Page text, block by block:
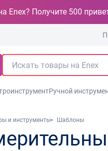
Enex? Получите 500
Ручной
и инструменты Шаблоны